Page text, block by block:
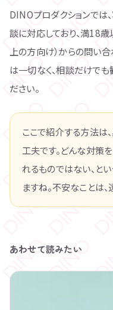
DINOプロダクションでは
談に対応しており、満18
上の方向け）からの問い
は一切なく、相談だけで
ださい。
ここで紹介する方法は
工夫です。どんな対策
れるものではない、と
ますね。不安なことは
あわせて読みたい